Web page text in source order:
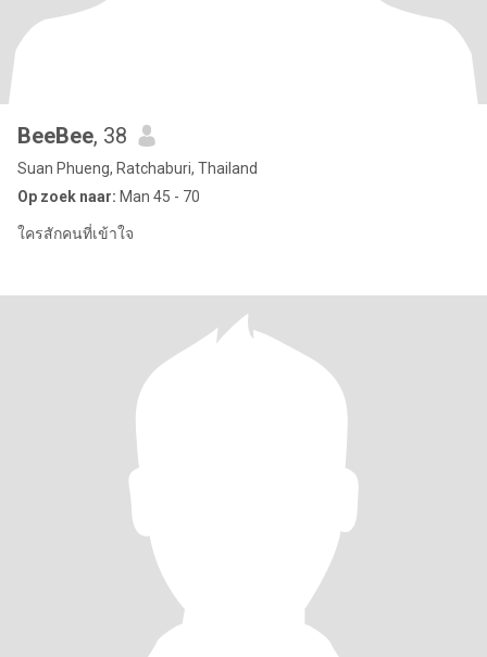
BeeBee, 38
Suan Phueng, Ratchaburi, Thailand
Op zoek naar: Man 45 - 70
ใครสักคนที่เข้าใจ